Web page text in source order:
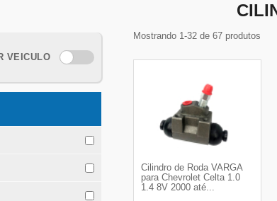
VEICULO
Mostrando 1-32 de 67 produtos
Cilindro de Roda VARGA
para Chevrolet Celta 1.0
1.4 8V 2000 até...